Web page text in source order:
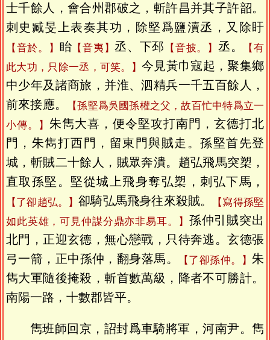
士千餘人，會合州郡破之，斬許昌并其子許韶。
刺史臧旻上表奏其功，除堅爲鹽瀆丞，又除盱
【音於。】 眙 【音夷】丞、下邳 【音披。】 丞。
【有
此大功，只除一丞，可笑。】今見黃巾寇起，聚集鄉
中少年及諸商旅，并淮、泗精兵一千五百餘人，
前來接應。
【孫堅爲吳國孫權之父，故百忙中特爲立一
小傳。】 朱雋大喜，便令堅攻打南門，玄德打北
門，朱雋打西門，留東門與賊走。孫堅首先登
城，斬賊二十餘人，賊眾奔潰。趙弘飛馬突槊，
直取孫堅。堅從城上飛身奪弘槊，刺弘下馬，
【了卻趙弘。】卻騎弘馬飛身往來殺賊。
【寫得孫堅
如此英雄，可見仲謀分鼎亦非易耳。】 孫仲引賊突出
北門，正迎玄德，無心戀戰，只待奔逃。玄德張
弓一箭，正中孫仲，翻身落馬。
【了卻孫仲。】 朱
雋大軍隨後掩殺，斬首數萬級，降者不可勝計。
南陽一路，十數郡皆平。
雋班師回京，詔封爲車騎將軍，河南尹。雋